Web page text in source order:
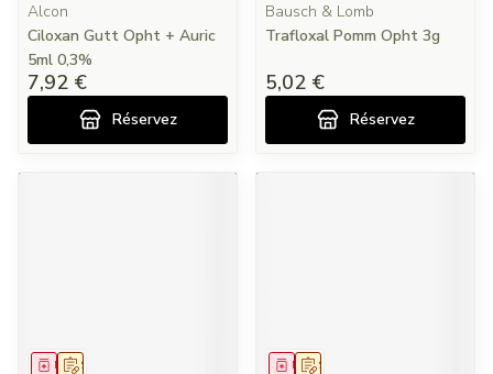
Alcon
Ciloxan Gutt Opht + Auric
5ml 0,3%
7,92 €
Réservez
Bausch & Lomb
Trafloxal Pomm Opht 3g
5,02 €
Réservez
Sur prescription
Médicament Sur prescription
Médicament